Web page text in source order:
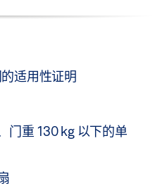
适用性证明
门重 130 kg 以下的单